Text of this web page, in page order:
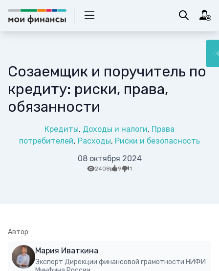
Созаемщик и поручитель по
кредиту: риски, права,
обязанности
Кредиты Доходы и налоги Права
потребителей Расходы Риски и безопасность
08 октября 2024
2408 9 1
Автор:
Мария Иваткина
Эксперт Дирекции финансовой грамотности НИФИ